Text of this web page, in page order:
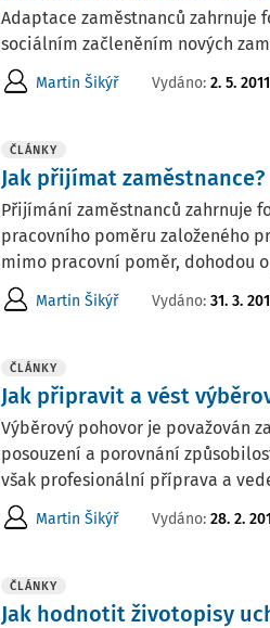
Adaptace zaměstnanců
sociálním začleněním nových
Martin Šikýř Vydáno: 2. 5. 2011
ČLÁNKY
Jak přijímat zaměstnance?
Přijímání zaměstnanců zahrnuje
pracovního poměru založeného
mimo pracovní poměr, dohodou
Martin Šikýř Vydáno: 31. 3.
ČLÁNKY
Jak připravit a vést
Výběrový pohovor je považován
posouzení a porovnání
však profesionální příprava a
Martin Šikýř Vydáno: 28. 2.
ČLÁNKY
Jak hodnotit životopisy